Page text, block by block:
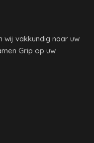
wij vakkundig naar uw
Grip op uw